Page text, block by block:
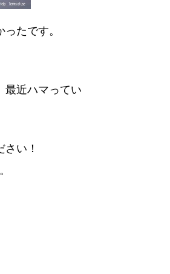
たです。
最近ハマってい
い！